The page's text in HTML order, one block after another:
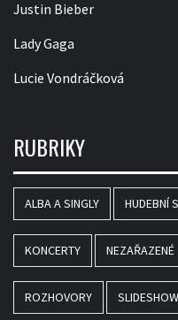
Justin Bieber
Lady Gaga
Lucie Vondráčková
RUBRIKY
ALBA A SINGLY HUDEBNÍ
KONCERTY NEZAŘAZENÉ
ROZHOVORY SLIDESHOW